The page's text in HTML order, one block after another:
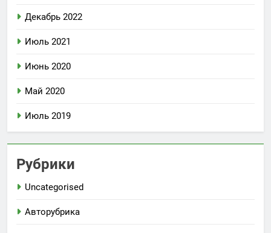
Декабрь 2022
Июль 2021
Июнь 2020
Май 2020
Июль 2019
Рубрики
Uncategorised
Авторубрика